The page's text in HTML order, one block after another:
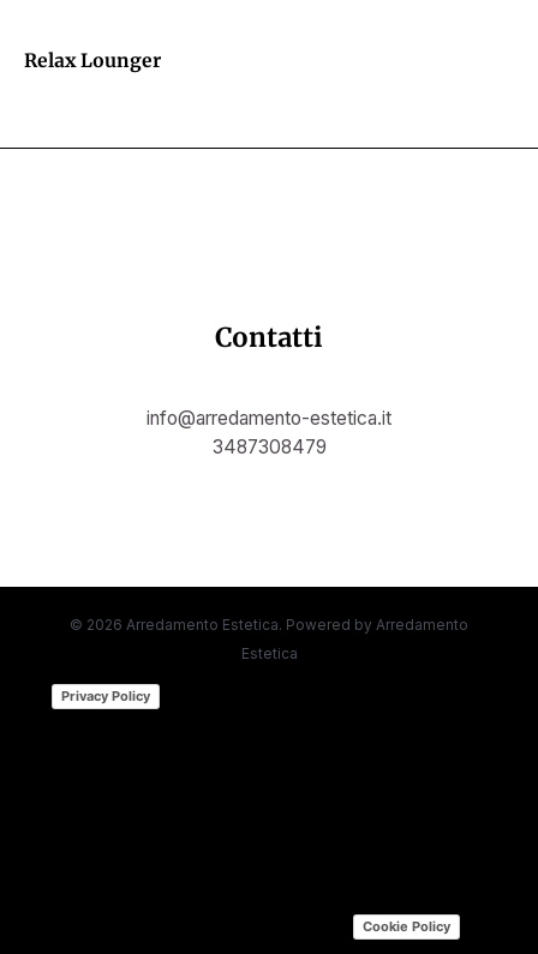
Relax Lounger
Contatti
info@arredamento-estetica.it
3487308479
© 2026 Arredamento Estetica. Powered by Arredamento
Estetica
Privacy Policy
Cookie Policy